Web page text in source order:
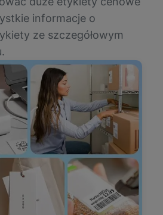
informacje o
ze szczegółowym